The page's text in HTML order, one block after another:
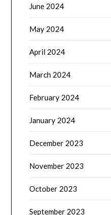
June 2024
May 2024
April 2024
March 2024
February 2024
January 2024
December 2023
November 2023
October 2023
September 2023